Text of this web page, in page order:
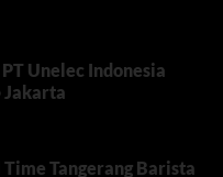
Unelec Indonesia
Jakarta
Tangerang Barista